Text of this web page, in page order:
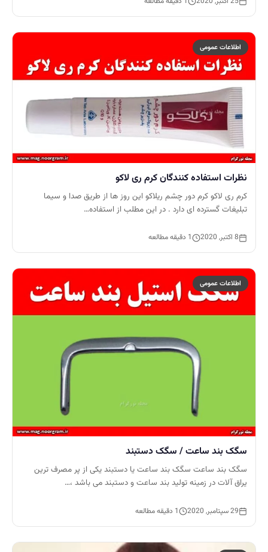
اطلاعات عمومی
نظرات استفاده کنندگان کرم ری لاکو
کرم ری لاکو کرم دور چشم ریلاکو این روز ها از طریق صدا و سیما
تبلیغات گسترده ای دارد . در این مطلب از استفاده…
8 اکتبر, 2020 1 دقیقه مطالعه
اطلاعات عمومی
سگک بند ساعت / سگک دستبند
سگک بند ساعت سگک بند ساعت یا دستبند یکی از پر مصرف ترین
یراق آلات در زمینه تولید بند ساعت و دستبند می باشد ،…
29 سپتامبر, 2020 1 دقیقه مطالعه